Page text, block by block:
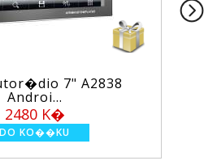
7" A2838
Androi...
2480 K�